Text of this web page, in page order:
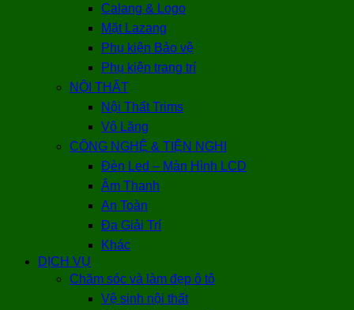
Calang & Logo
Mặt Lazang
Phụ kiện Bảo vệ
Phụ kiện trang trí
NỘI THẤT
Nội Thất Trims
Vô Lăng
CÔNG NGHỆ & TIỆN NGHI
Đèn Led – Màn Hình LCD
Âm Thanh
An Toàn
Đa Giải Trí
Khác
DỊCH VỤ
Chăm sóc và làm đẹp ô tô
Vệ sinh nội thất